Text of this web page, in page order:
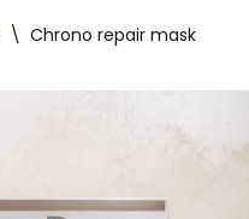
\ Chrono repair mask